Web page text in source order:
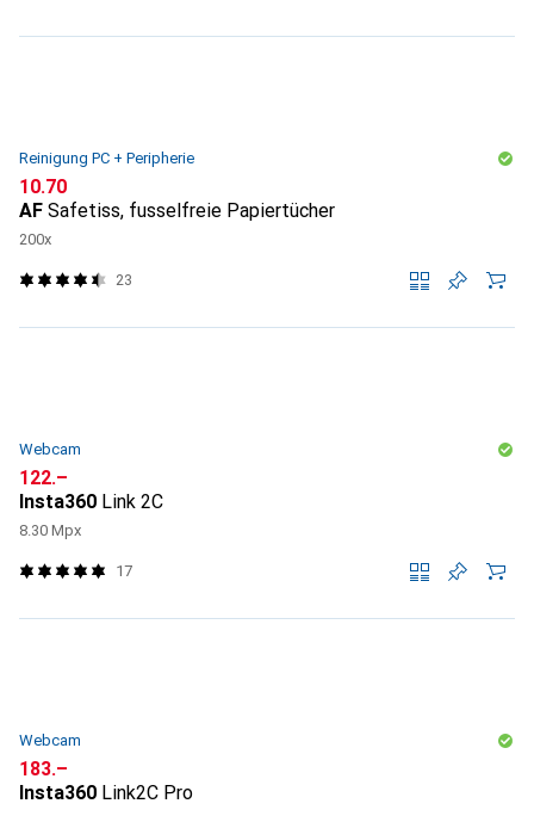
Reinigung PC + Peripherie
CHF
10.70
AF Safetiss, fusselfreie Papiertücher
200x
23
Webcam
CHF
122.–
Insta360 Link 2C
8.30 Mpx
17
Webcam
CHF
183.–
Insta360 Link2C Pro